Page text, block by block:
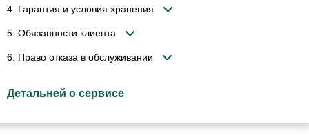
4. Гарантия и условия хранения
5. Обязанности клиента
6. Право отказа в обслуживании
Детальней о сервисе